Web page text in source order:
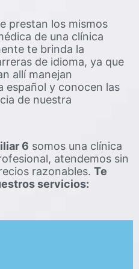
prestan los mismos
de una clínica
te brinda la
de idioma, ya que
allí manejan
español y conocen las
de nuestra
6 somos una clínica
atendemos sin
razonables. Te
servicios: